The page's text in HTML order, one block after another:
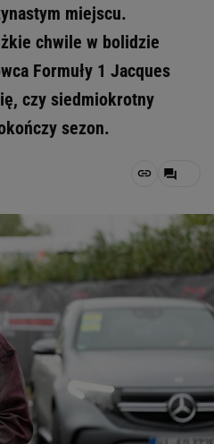
miejscu.
chwile w bolidzie
Formuły 1 Jacques
czy siedmiokrotny
sezon.